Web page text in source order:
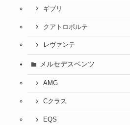
ギブリ
クアトロポルテ
レヴァンテ
メルセデスベンツ
AMG
Cクラス
EQS